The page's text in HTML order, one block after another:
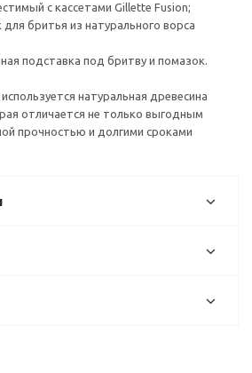
с кассетами Gillette Fusion;
для бритья из натурального ворса
подставка под бритву и помазок.
натуральная древесина
отличается не только выгодным
прочностью и долгими сроками